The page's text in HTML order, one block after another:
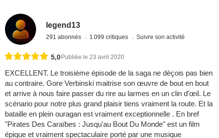
legend13
291 abonnés 1 099 critiques Suivre son activité
5,0 Publiée le 23 avril 2020
EXCELLENT. Le troisième épisode de la saga ne déçois pas bien
au contraire. Gore Verbinski maitrise son œuvre de bout en bout
et arrive à nous faire passer du rire au larmes en un clin d’œil. Le
scénario pour notre plus grand plaisir tiens vraiment la route. Et la
bataille en plein ouragan est vraiment exceptionnelle . En bref
"Pirates Des Caraïbes : Jusqu'au Bout Du Monde" est un film
épique et vraiment spectaculaire porté par une musique